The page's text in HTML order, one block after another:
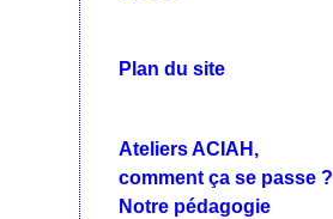
Plan du site
Ateliers ACIAH,
comment ça se passe ?
Notre pédagogie